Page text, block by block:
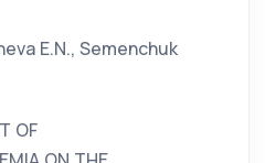
E.N., Semenchuk
OF